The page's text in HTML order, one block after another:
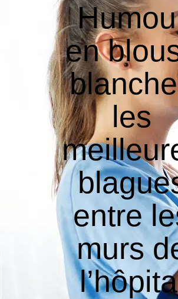
en
les
entre
murs